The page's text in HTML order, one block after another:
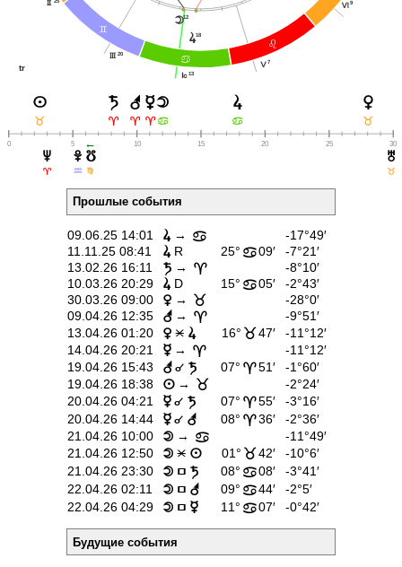
>
?
H
20
I
13
J
7
K
9
L
o12
s18
tr
0 5 10 15 20 25 30
n
<
t
;
r
;
p
;
o
>
s
>
q
<
v
;
w
E
y
@
←
u
<
Прошлые события
09.06.25 14:01 s→ >
-17°49′
11.11.25 08:41
sR 25° > 09′
-7°21′
13.02.26 16:11
t → ;
-8°10′
10.03.26 20:29
sD 15° > 05′
-2°43′
30.03.26 09:00
q → <
-28°0′
09.04.26 12:35
r→ ;
-9°51′
13.04.26 01:20
q Ë s 16° < 47′
-11°12′
14.04.26 20:21
p→ ;
-11°12′
19.04.26 15:43
r É t 07° ; 51′
-1°60′
19.04.26 18:38
n→ <
-2°24′
20.04.26 04:21
p É t 07° ; 55′
-3°16′
20.04.26 14:44
p É r 08° ; 36′
-2°36′
21.04.26 10:00
o → >
-11°49′
21.04.26 12:50
o Ë n 01° < 42′
-10°6′
21.04.26 23:30
o Í t 08° > 08′
-3°41′
22.04.26 02:11
o Í r 09° > 44′
-2°5′
22.04.26 04:29
o Í p 11° > 07′ -0°42′
Будущие события